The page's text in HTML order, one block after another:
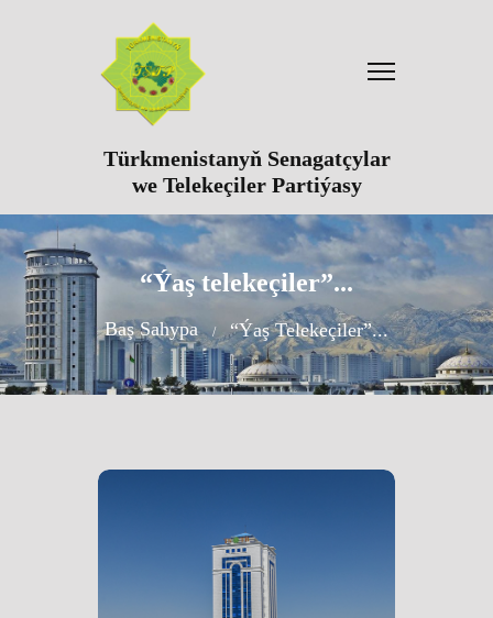
Türkmenistanyň Senagatçylar
we Telekeçiler Partiýasy
“Ýaş telekeçiler”...
Baş Sahypa “Ýaş Telekeçiler”...